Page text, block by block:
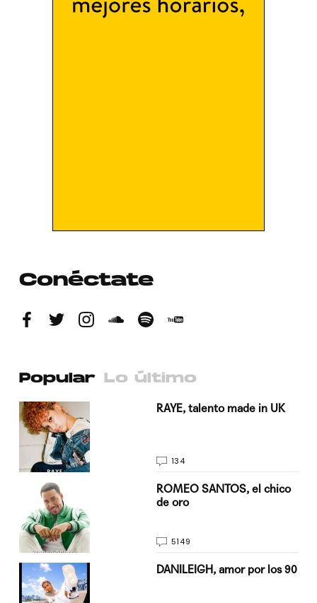
Conéctate
Popular Lo último
RAYE, talento made in UK
134
ROMEO SANTOS, el chico
de oro
5149
DANILEIGH, amor por los 90